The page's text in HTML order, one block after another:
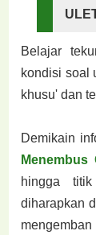
Belajar
kondisi soal
khusu' dan
Demikain
Menembus
hingga
diharapkan